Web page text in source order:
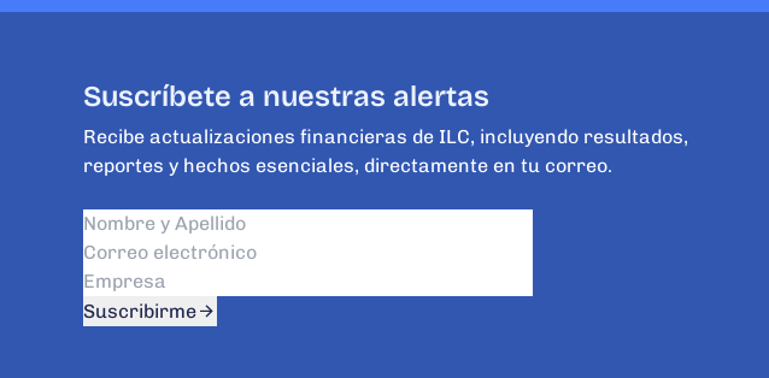
Suscríbete a nuestras alertas
Recibe actualizaciones financieras de ILC, incluyendo resultados,
reportes y hechos esenciales, directamente en tu correo.
Suscribirme